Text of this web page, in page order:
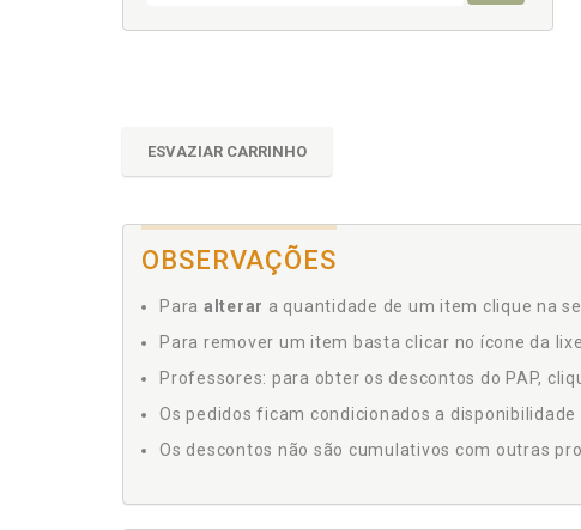
ESVAZIAR CARRINHO
OBSERVAÇÕES
Para alterar a quantidade de um item clique na
Para remover um item basta clicar no ícone da
Professores: para obter os descontos do PAP,
Os pedidos ficam condicionados a disponibilidade
Os descontos não são cumulativos com outras